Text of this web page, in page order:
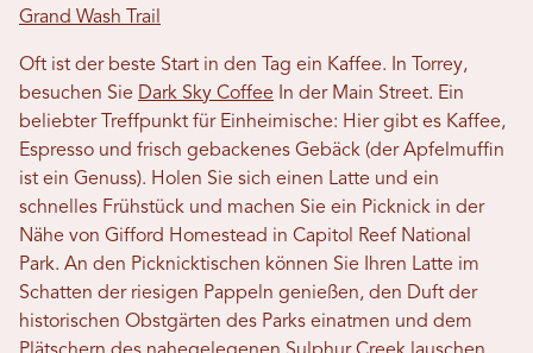
Grand Wash Trail
Oft ist der beste Start in den Tag ein Kaffee. In Torrey,
besuchen Sie Dark Sky Coffee In der Main Street. Ein
beliebter Treffpunkt für Einheimische: Hier gibt es Kaffee,
Espresso und frisch gebackenes Gebäck (der Apfelmuffin
ist ein Genuss). Holen Sie sich einen Latte und ein
schnelles Frühstück und machen Sie ein Picknick in der
Nähe von Gifford Homestead in Capitol Reef National
Park. An den Picknicktischen können Sie Ihren Latte im
Schatten der riesigen Pappeln genießen, den Duft der
historischen Obstgärten des Parks einatmen und dem